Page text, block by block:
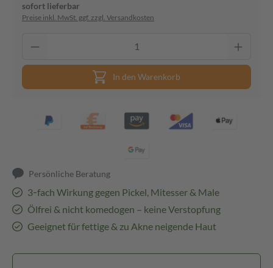
sofort lieferbar
Preise inkl. MwSt. ggf. zzgl. Versandkosten
In den Warenkorb
Persönliche Beratung
3‑fach Wirkung gegen Pickel, Mitesser & Male
Ölfrei & nicht komedogen – keine Verstopfung
Geeignet für fettige & zu Akne neigende Haut